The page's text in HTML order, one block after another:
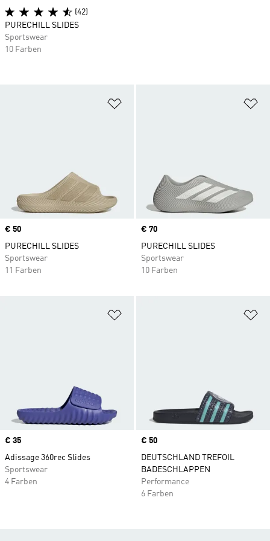
Price
€ 50
PURECHILL SLIDES
Sportswear
11 Farben
Price
€ 70
PURECHILL SLIDES
Sportswear
10 Farben
Price
€ 35
Adissage 360rec Slides
Sportswear
4 Farben
Price
€ 50
DEUTSCHLAND TREFOIL
BADESCHLAPPEN
Performance
6 Farben
(42)
PURECHILL SLIDES
Sportswear
10 Farben